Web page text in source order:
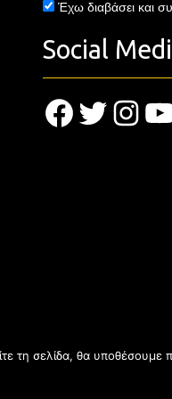
Έχω διαβάσει και
Social
Facebook
Twitter
τη σελίδα, θα υποθέσουμε